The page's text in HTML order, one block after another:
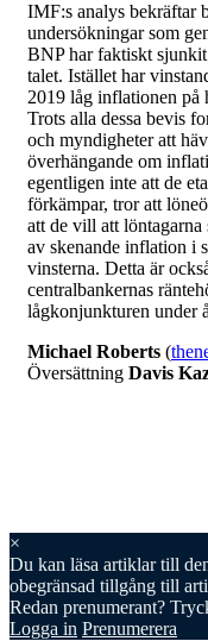
IMF:s analys bekräftar
undersökningar som
BNP har faktiskt
talet. Istället har
2019 låg inflationen på
Trots alla dessa bevis
och myndigheter att
överhängande om
egentligen inte att de
förkämpar, tror att
att de vill att
av skenande inflation i
vinsterna. Detta är
centralbankernas
lågkonjunkturen under
Michael Roberts (
Översättning Davis
×
Du kan läsa artiklar till
obegränsad tillgång till
Redan prenumerant?
Logga in Prenumerera